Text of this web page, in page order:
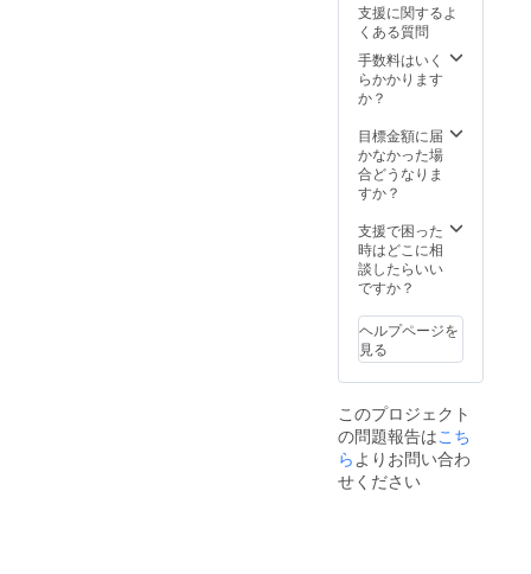
支援に関するよ
くある質問
手数料はいく
らかかります
か？
目標金額に届
かなかった場
合どうなりま
すか？
支援で困った
時はどこに相
談したらいい
ですか？
ヘルプページを
見る
このプロジェクト
の問題報告はこち
らよりお問い合わ
せください